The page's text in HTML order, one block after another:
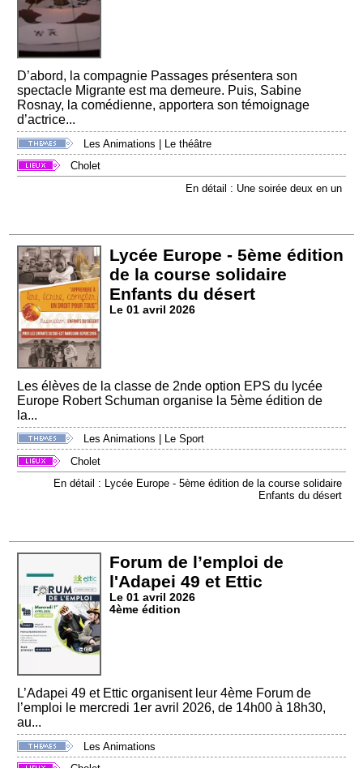
D’abord, la compagnie Passages présentera son
spectacle Migrante est ma demeure. Puis, Sabine
Rosnay, la comédienne, apportera son témoignage
d’actrice...
Les Animations | Le théâtre
Cholet
En détail : Une soirée deux en un
Lycée Europe - 5ème édition
de la course solidaire
Enfants du désert
Le 01 avril 2026
Les élèves de la classe de 2nde option EPS du lycée
Europe Robert Schuman organise la 5ème édition de
la...
Les Animations
Le Sport
Cholet
En détail : Lycée Europe - 5ème édition de la course solidaire
Enfants du désert
Forum de l’emploi de
l'Adapei 49 et Ettic
Le 01 avril 2026
4ème édition
L’Adapei 49 et Ettic organisent leur 4ème Forum de
l’emploi le mercredi 1er avril 2026, de 14h00 à 18h30,
au...
Les Animations